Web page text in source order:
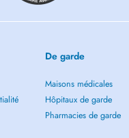
De garde
Maisons médicales
Hôpitaux de garde
Pharmacies de garde